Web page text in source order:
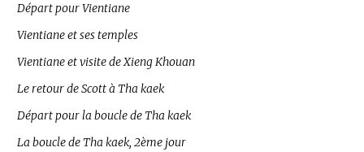
Départ pour Vientiane
Vientiane et ses temples
Vientiane et visite de Xieng Khouan
Le retour de Scott à Tha kaek
Départ pour la boucle de Tha kaek
La boucle de Tha kaek, 2ème jour